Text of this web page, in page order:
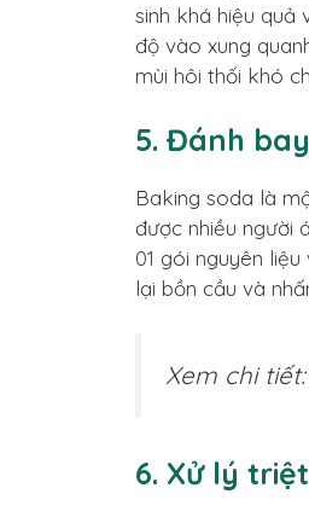
sinh khá hiệu quả
độ vào xung
mùi hôi thối khó
5. Đánh
Baking soda là
được nhiều người
01 gói nguyên
lại bồn cầu và
Xem chi tiết:
6. Xử lý